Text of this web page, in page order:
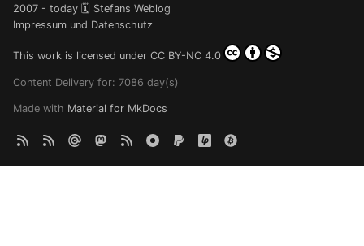
2007 - today 🗓️ Stefans Weblog
Impressum und Datenschutz
This work is licensed under CC BY-NC 4.0
Content Delivery for: 7086 day(s)
Made with Material for MkDocs